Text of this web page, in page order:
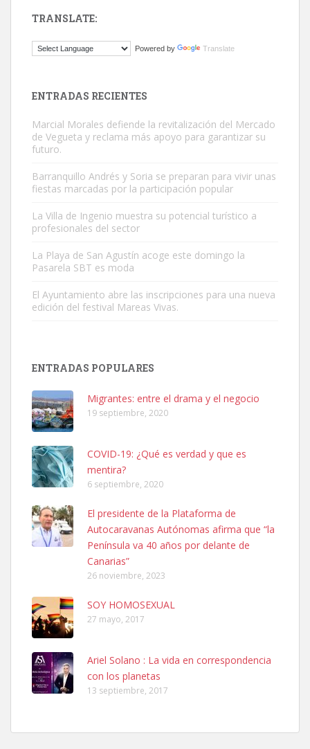
El ayuntamiento se va a llevar a Los Gatos callejeros de la zona los
Gato manso encontrado
Este gato macho ha aparecido en la calle hace menos de un mes,
es muy manso y extremadamente cari...
Busco adopción responsable para mi perra. Pastor alemán,
Leales.org » Gran Canaria | 6.7.2025
SHIBA PERDIDO AVDA JOSE MESA Y LOPEZ
PERRO MACHO RAZA SHIBA CON MICROCHIP PERDIDO HOY
06/07/2025 ZONA MESA Y LOPEZ. ES MUY ASUSTADIZO
Leales.org » Gran Canaria
Ninfa perdida
El día 5 se los perdió una ninfa papillera, asustada tiene miedo a la
TRANSLATE:
Powered by Translate
ENTRADAS RECIENTES
Marcial Morales defiende la revitalización del Mercado
de Vegueta y reclama más apoyo para garantizar su
futuro.
Barranquillo Andrés y Soria se preparan para vivir unas
fiestas marcadas por la participación popular
La Villa de Ingenio muestra su potencial turístico a
profesionales del sector
La Playa de San Agustín acoge este domingo la
Pasarela SBT es moda
El Ayuntamiento abre las inscripciones para una nueva
edición del festival Mareas Vivas.
ENTRADAS POPULARES
Migrantes: entre el drama y el negocio
19 septiembre, 2020
COVID-19: ¿Qué es verdad y que es
mentira?
6 septiembre, 2020
El presidente de la Plataforma de
Autocaravanas Autónomas afirma que “la
Península va 40 años por delante de
Canarias”
26 noviembre, 2023
SOY HOMOSEXUAL
27 mayo, 2017
Ariel Solano : La vida en correspondencia
con los planetas
13 septiembre, 2017